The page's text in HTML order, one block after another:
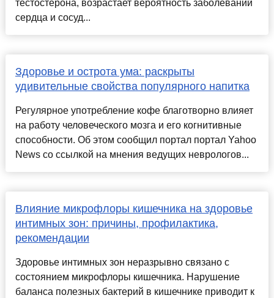
тестостерона, возрастает вероятность заболеваний
сердца и сосуд...
Здоровье и острота ума: раскрыты
удивительные свойства популярного напитка
Регулярное употребление кофе благотворно влияет
на работу человеческого мозга и его когнитивные
способности. Об этом сообщил портал портал Yahoo
News со ссылкой на мнения ведущих неврологов...
Влияние микрофлоры кишечника на здоровье
интимных зон: причины, профилактика,
рекомендации
Здоровье интимных зон неразрывно связано с
состоянием микрофлоры кишечника. Нарушение
баланса полезных бактерий в кишечнике приводит к